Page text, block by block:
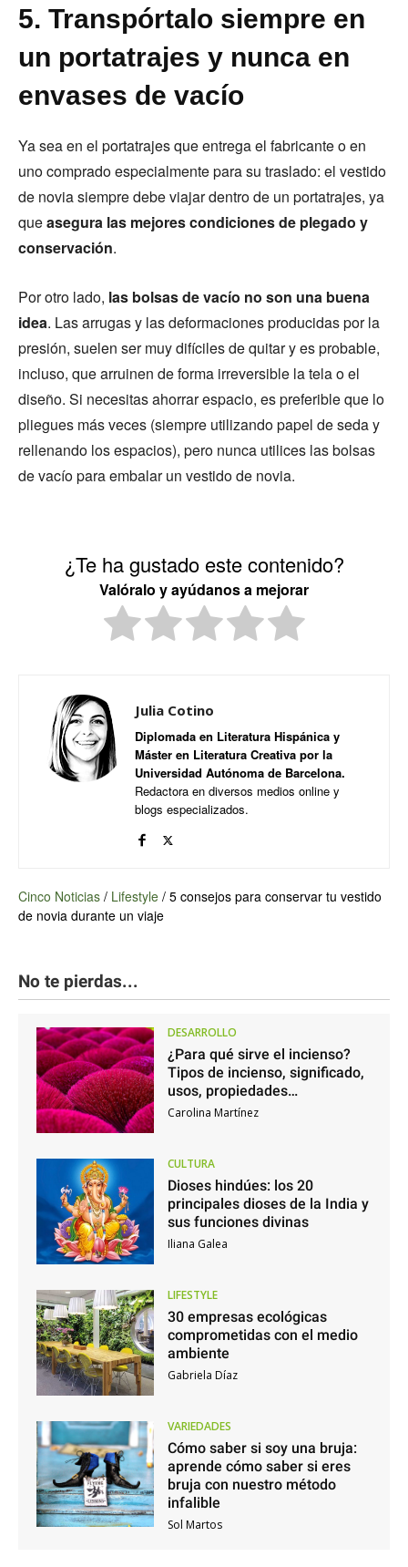
5. Transpórtalo siempre en
un portatrajes y nunca en
envases de vacío
Ya sea en el portatrajes que entrega el fabricante o en
uno comprado especialmente para su traslado: el vestido
de novia siempre debe viajar dentro de un portatrajes, ya
queasegura las mejores condiciones de plegado y
conservación.
Por otro lado, las bolsas de vacío no son una buena
idea. Las arrugas y las deformaciones producidas por la
presión, suelen ser muy difíciles de quitar y es probable,
incluso, que arruinen de forma irreversible la tela o el
diseño. Si necesitas ahorrar espacio, es preferible que lo
pliegues más veces (siempre utilizando papel de seda y
rellenando los espacios), pero nunca utilices las bolsas
de vacío para embalar un vestido de novia.
¿Te ha gustado este contenido?
Valóralo y ayúdanos a mejorar
Julia Cotino
Diplomada en Literatura Hispánica y
Máster en Literatura Creativa por la
Universidad Autónoma de Barcelona.
Redactora en diversos medios online y
blogs especializados.
Cinco Noticias / Lifestyle / 5 consejos para conservar tu vestido
de novia durante un viaje
No te pierdas...
DESARROLLO
¿Para qué sirve el incienso?
Tipos de incienso, significado,
usos, propiedades…
Carolina Martínez
CULTURA
Dioses hindúes: los 20
principales dioses de la India y
sus funciones divinas
Iliana Galea
LIFESTYLE
30 empresas ecológicas
comprometidas con el medio
ambiente
Gabriela Díaz
VARIEDADES
Cómo saber si soy una bruja:
aprende cómo saber si eres
bruja con nuestro método
infalible
Sol Martos